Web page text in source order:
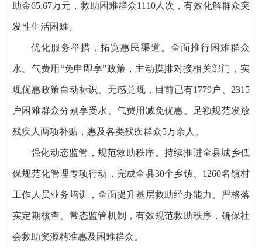
助金65.67万元，救助困难群众1110人次，有效化解群众突
发性生活困难。
优化服务举措，拓宽惠民渠道。全面推行困难群众
水、气费用“免申即享”政策，主动摸排对接相关部门，实
现优惠政策自动标识、无感兑现，目前已有1779户、2315
户困难群众分别享受水、气费用减免优惠。足额规范发放
残疾人两项补贴，惠及各类残疾群众5万余人。
强化动态监管，规范救助秩序。持续推进全县城乡低
保规范化管理专项行动，完成全县30个乡镇、1260名镇村
工作人员业务培训，全面提升基层救助经办能力。严格落
实定期核查、常态监管机制，有效规范救助秩序，确保社
会救助资源精准惠及困难群众。